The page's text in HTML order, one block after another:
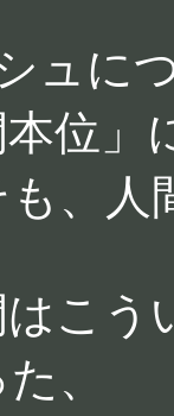
ュに
本位
、人
はこ
、